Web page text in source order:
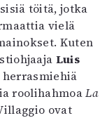
töitä, jotka
vielä
Kuten
Luis
roolihahmoaLa
ovat